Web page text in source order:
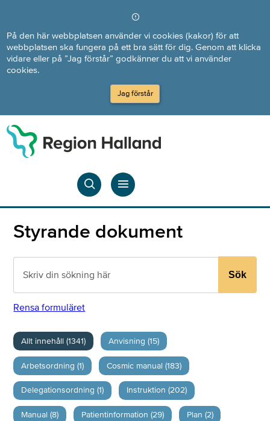
På den här webbplatsen använder vi cookies (kakor) för att
webbplatsen ska fungera på ett bra sätt för dig. Genom att klicka
vidare eller på ”Jag förstår” godkänner du att vi använder
cookies.
Jag förstår
Styrande dokument
Sök
Rensa formuläret
Allt innehåll (1341) Anvisning (15)
Arbetsordning (1) Cosmic manual (183)
Delegationsordning (1) Instruktion (202)
Manual (8) Patientinformation (29) Plan (2)